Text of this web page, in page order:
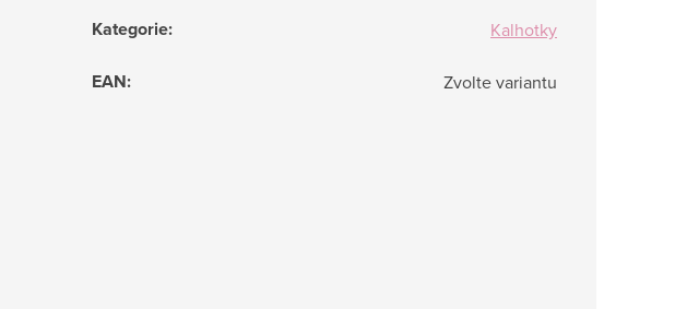
Kategorie: Kalhotky
EAN: Zvolte variantu